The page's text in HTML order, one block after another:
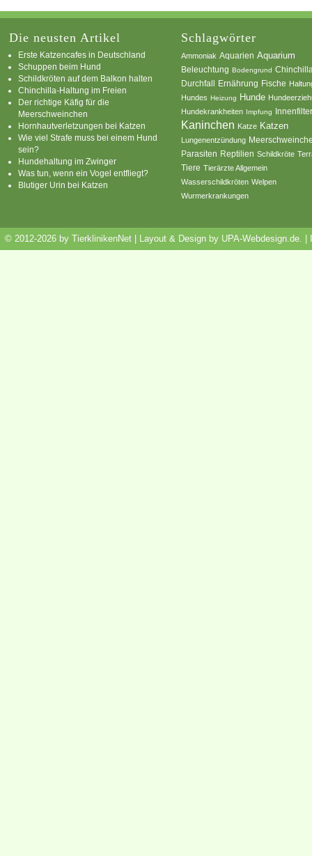
Die neusten Artikel
Erste Katzencafes in Deutschland
Schuppen beim Hund
Schildkröten auf dem Balkon halten
Chinchilla-Haltung im Freien
Der richtige Käfig für die
Meerschweinchen
Hornhautverletzungen bei Katzen
Wie viel Strafe muss bei einem Hund
sein?
Hundehaltung im Zwinger
Was tun, wenn ein Vogel entfliegt?
Blutiger Urin bei Katzen
Schlagwörter
Ammoniak Aquarien Aquarium
Beleuchtung Bodengrund
Durchfall Ernährung Fische
Hundes Heizung Hunde
Hundekrankheiten Impfung
Kaninchen Katze Katzen
Lungenentzündung
Parasiten Reptilien Schildkröte
Tiere Tierärzte Allgemein
Wasserschildkröten Welpen
Wurmerkrankungen
© 2012-2026 by TierklinikenNet | Layout & Design by UPA-Webdesign.de.